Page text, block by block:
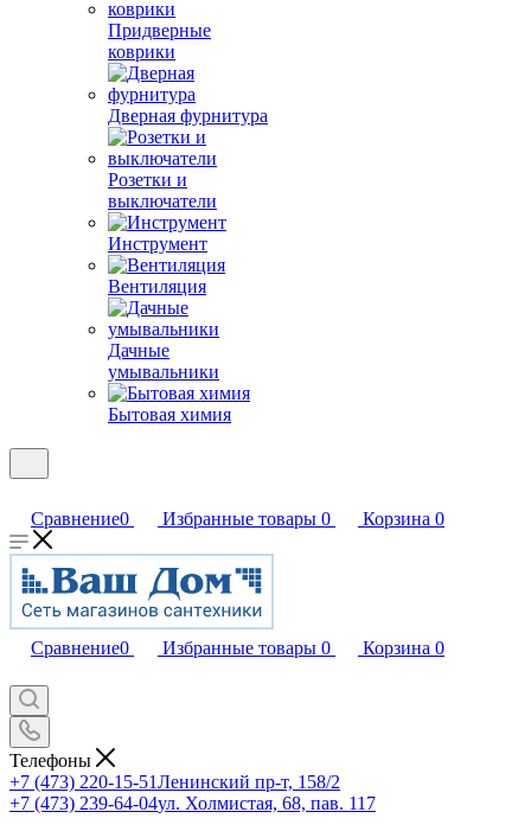
Придверные
коврики
Дверная фурнитура
Розетки и
выключатели
Инструмент
Вентиляция
Дачные
умывальники
Бытовая химия
Сравнение0 Избранные товары 0 Корзина 0
Сравнение0 Избранные товары 0 Корзина 0
Телефоны
+7 (473) 220-15-51Ленинский пр-т, 158/2
+7 (473) 239-64-04ул. Холмистая, 68, пав. 117